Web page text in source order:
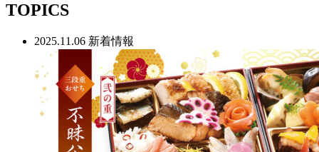
TOPICS
2025.11.06 新着情報